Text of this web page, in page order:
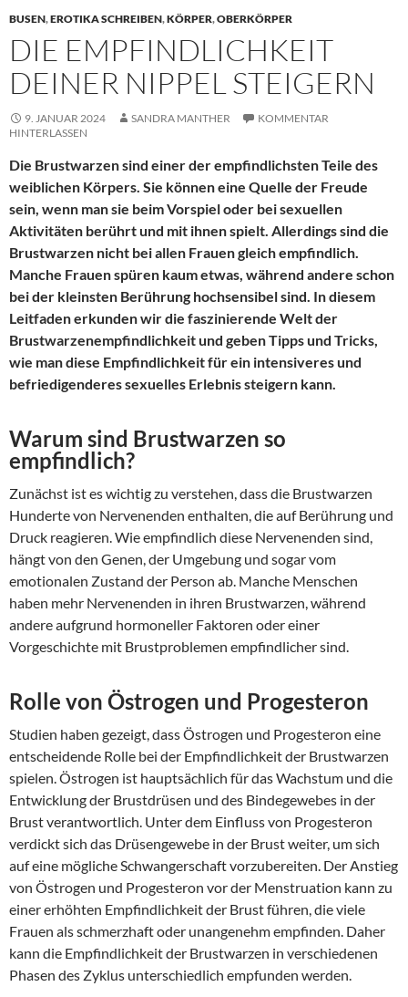
BUSEN,EROTIKA SCHREIBEN,KÖRPER,OBERKÖRPER
DIE EMPFINDLICHKEIT
DEINER NIPPEL STEIGERN
9. JANUAR 2024 SANDRA MANTHER
KOMMENTAR
HINTERLASSEN
Die Brustwarzen sind einer der empfindlichsten Teile des
weiblichen Körpers. Sie können eine Quelle der Freude
sein, wenn man sie beim Vorspiel oder bei sexuellen
Aktivitäten berührt und mit ihnen spielt. Allerdings sind die
Brustwarzen nicht bei allen Frauen gleich empfindlich.
Manche Frauen spüren kaum etwas, während andere schon
bei der kleinsten Berührung hochsensibel sind. In diesem
Leitfaden erkunden wir die faszinierende Welt der
Brustwarzenempfindlichkeit und geben Tipps und Tricks,
wie man diese Empfindlichkeit für ein intensiveres und
befriedigenderes sexuelles Erlebnis steigern kann.
Warum sind Brustwarzen so
empfindlich?
Zunächst ist es wichtig zu verstehen, dass die Brustwarzen
Hunderte von Nervenenden enthalten, die auf Berührung und
Druck reagieren. Wie empfindlich diese Nervenenden sind,
hängt von den Genen, der Umgebung und sogar vom
emotionalen Zustand der Person ab. Manche Menschen
haben mehr Nervenenden in ihren Brustwarzen, während
andere aufgrund hormoneller Faktoren oder einer
Vorgeschichte mit Brustproblemen empfindlicher sind.
Rolle von Östrogen und Progesteron
Studien haben gezeigt, dass Östrogen und Progesteron eine
entscheidende Rolle bei der Empfindlichkeit der Brustwarzen
spielen. Östrogen ist hauptsächlich für das Wachstum und die
Entwicklung der Brustdrüsen und des Bindegewebes in der
Brust verantwortlich. Unter dem Einfluss von Progesteron
verdickt sich das Drüsengewebe in der Brust weiter, um sich
auf eine mögliche Schwangerschaft vorzubereiten. Der Anstieg
von Östrogen und Progesteron vor der Menstruation kann zu
einer erhöhten Empfindlichkeit der Brust führen, die viele
Frauen als schmerzhaft oder unangenehm empfinden. Daher
kann die Empfindlichkeit der Brustwarzen in verschiedenen
Phasen des Zyklus unterschiedlich empfunden werden.